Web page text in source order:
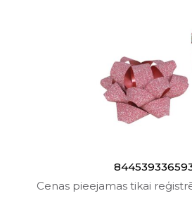
Cenas pieejamas tikai